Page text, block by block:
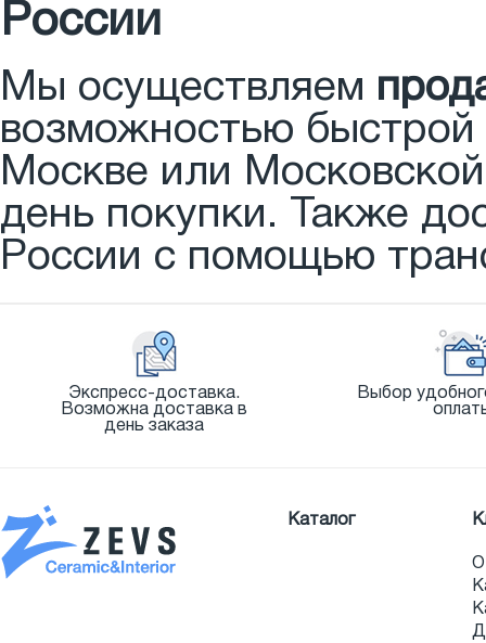
России
Мы осуществляем
возможностью быстрой
Москве или
день покупки. Также
России с помощью
Экспресс-доставка.
Возможна доставка в
день заказа
Выбор
Каталог
О